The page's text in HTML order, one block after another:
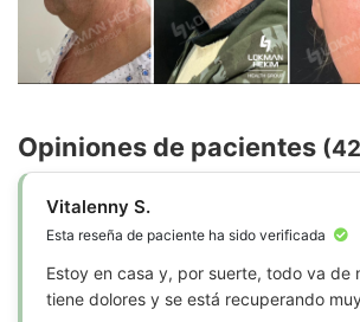
Opiniones de pacientes
Vitalenny S.
Esta reseña de paciente ha sido verificada
Estoy en casa y, por suerte, todo va de
tiene dolores y se está recuperando